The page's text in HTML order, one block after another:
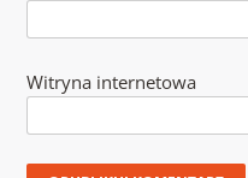
Witryna internetowa